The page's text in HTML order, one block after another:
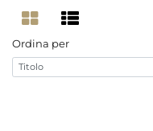
Ordina per